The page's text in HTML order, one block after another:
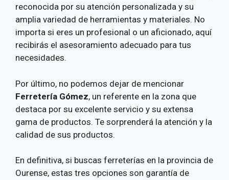
reconocida por su atención personalizada y su
amplia variedad de herramientas y materiales. No
importa si eres un profesional o un aficionado, aquí
recibirás el asesoramiento adecuado para tus
necesidades.
Por último, no podemos dejar de mencionar
Ferretería Gómez, un referente en la zona que
destaca por su excelente servicio y su extensa
gama de productos. Te sorprenderá la atención y la
calidad de sus productos.
En definitiva, si buscas ferreterías en la provincia de
Ourense, estas tres opciones son garantía de